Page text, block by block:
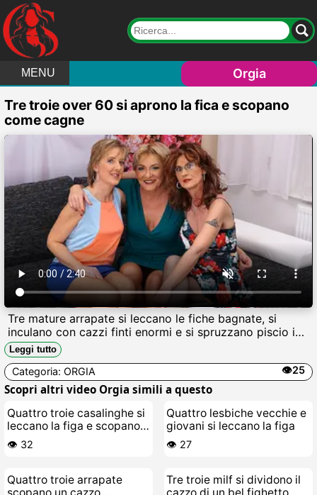
MENU Orgia
Tre troie over 60 si aprono la fica e scopano
come cagne
Tre mature arrapate si leccano le fiche bagnate, si
inculano con cazzi finti enormi e si spruzzano piscio in
faccia urlando di goduria, troie insaziabili pronte a
tutto.
Leggi tutto
Categoria: ORGIA 👁️25
Scopri altri video Orgia simili a questo
Quattro troie casalinghe si
leccano la figa e scopano
come lesbiche zoccole
👁️ 32
Quattro lesbiche vecchie e
giovani si leccano la figa
👁️ 27
Quattro troie arrapate
Tre troie milf si dividono il